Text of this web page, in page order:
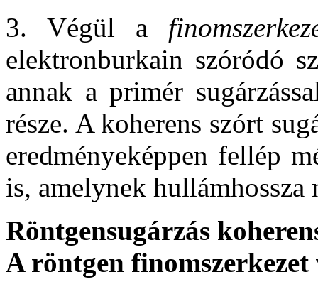
3. Végül a
elektronburkain szóródó
annak a primér
része. A koherens szórt
eredményeképpen fellép
is, amelynek hullámhossza
Röntgensugárzás
A röntgen finomszerkezet